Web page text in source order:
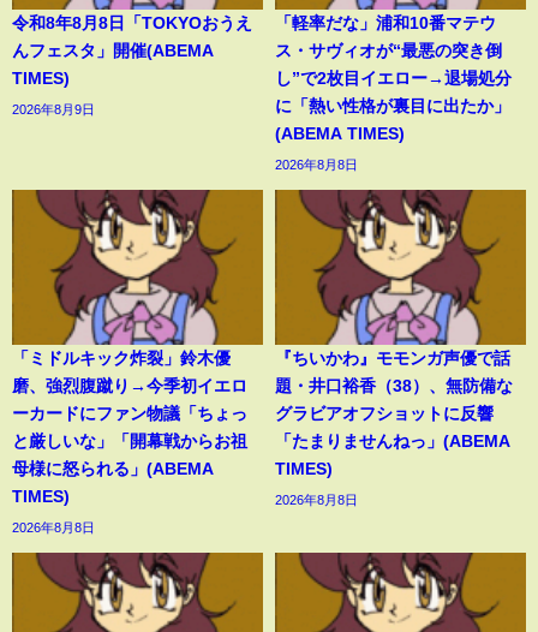
令和8年8月8日「TOKYOおうえ
んフェスタ」開催(ABEMA
TIMES)
2026年8月9日
「軽率だな」浦和10番マテウ
ス・サヴィオが“最悪の突き倒
し”で2枚目イエロー→退場処分
に「熱い性格が裏目に出たか」
(ABEMA TIMES)
2026年8月8日
「ミドルキック炸裂」鈴木優
磨、強烈腹蹴り→今季初イエロ
ーカードにファン物議「ちょっ
と厳しいな」「開幕戦からお祖
母様に怒られる」(ABEMA
TIMES)
2026年8月8日
『ちいかわ』モモンガ声優で話
題・井口裕香（38）、無防備な
グラビアオフショットに反響
「たまりませんねっ」(ABEMA
TIMES)
2026年8月8日